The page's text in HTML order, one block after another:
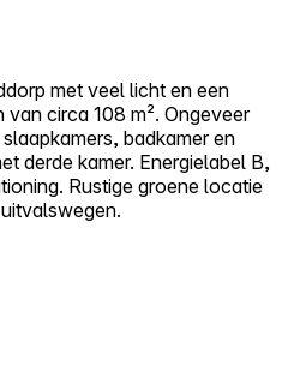
met veel licht en een
circa 108 m². Ongeveer
badkamer en
derde kamer. Energielabel B,
Rustige groene locatie